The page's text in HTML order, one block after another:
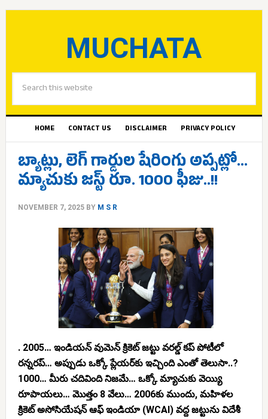
MUCHATA
HOME CONTACT US DISCLAIMER PRIVACY POLICY
బ్యాట్లు, లెగ్ గార్డుల షేరింగు అప్పట్లో…
మ్యాచుకు జస్ట్ రూ. 1000 ఫీజు..!!
NOVEMBER 7, 2025BY M S R
. 2005… ఇండియన్ వుమెన్ క్రికెట్ జట్టు వరల్డ్ కప్ పోటీలో
రన్నరప్… అప్పుడు ఒక్కో ప్లేయర్‌కు ఇచ్చింది ఎంతో తెలుసా..?
1000… మీరు చదివింది నిజమే… ఒక్కో మ్యాచుకు వెయ్యి
రూపాయలు… మొత్తం 8 వేలు… 2006కు ముందు, మహిళల
క్రికెట్ అసోసియేషన్ ఆఫ్ ఇండియా (WCAI) వద్ద జట్టును విదేశీ